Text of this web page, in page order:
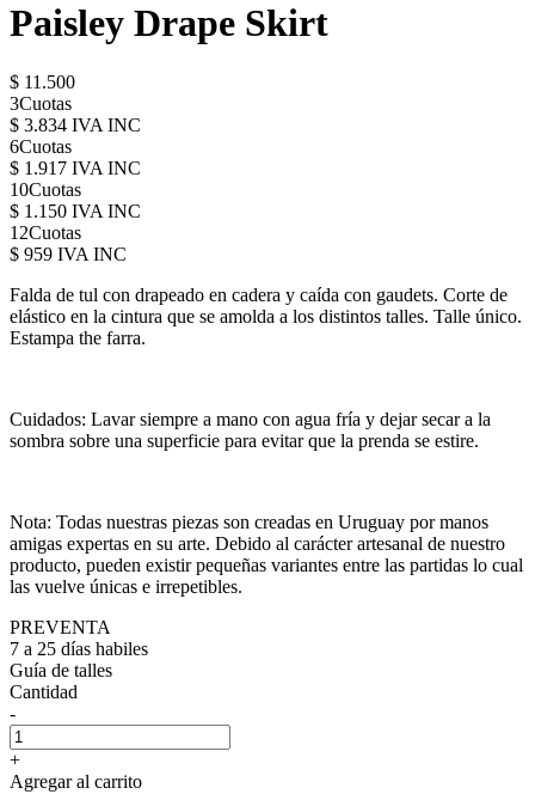
Paisley Drape Skirt
$ 11.500
3Cuotas
$ 3.834 IVA INC
6Cuotas
$ 1.917 IVA INC
10Cuotas
$ 1.150 IVA INC
12Cuotas
$ 959 IVA INC
Falda de tul con drapeado en cadera y caída con gaudets. Corte de
elástico en la cintura que se amolda a los distintos talles. Talle único.
Estampa the farra.
Cuidados: Lavar siempre a mano con agua fría y dejar secar a la
sombra sobre una superficie para evitar que la prenda se estire.
Nota: Todas nuestras piezas son creadas en Uruguay por manos
amigas expertas en su arte. Debido al carácter artesanal de nuestro
producto, pueden existir pequeñas variantes entre las partidas lo cual
las vuelve únicas e irrepetibles.
PREVENTA
7 a 25 días habiles
Guía de talles
Cantidad
-
+
Agregar al carrito